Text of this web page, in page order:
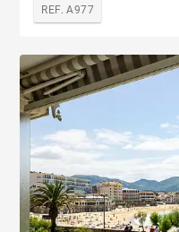
REF. A977